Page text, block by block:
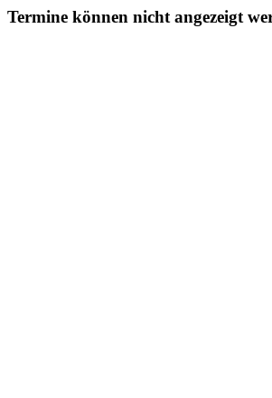
Termine können nicht angezeigt